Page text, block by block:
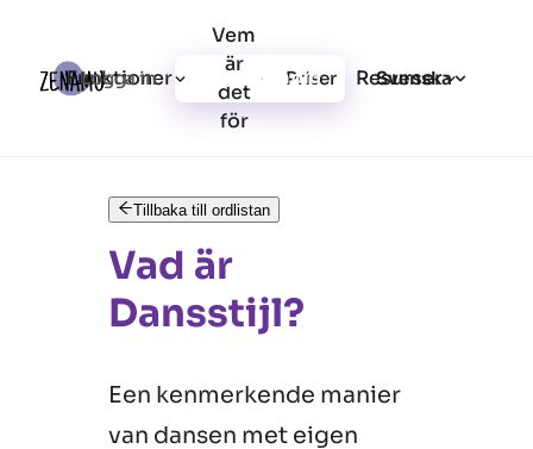
Funktioner
Vem
är
det
för
Priser Resurser
Logga in Registrera dig Svenska
Tillbaka till ordlistan
Vad är
Dansstijl?
Een kenmerkende manier
van dansen met eigen